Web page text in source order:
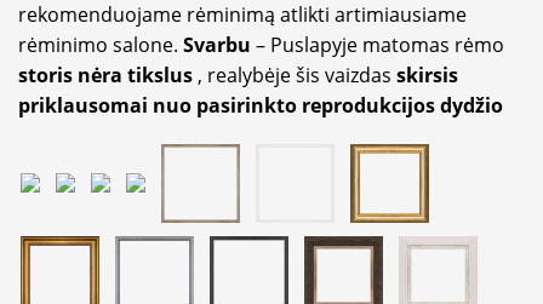
rekomenduojame rėminimą atlikti artimiausiame
rėminimo salone. Svarbu – Puslapyje matomas rėmo
storis nėra tikslus, realybėje šis vaizdas skirsis
priklausomai nuo pasirinkto reprodukcijos dydžio